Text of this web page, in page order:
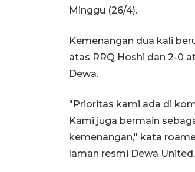
Minggu (26/4).
Kemenangan dua kali
atas RRQ Hoshi dan 2-0
Dewa.
"Prioritas kami ada di
Kami juga bermain
kemenangan," kata
laman resmi Dewa United,